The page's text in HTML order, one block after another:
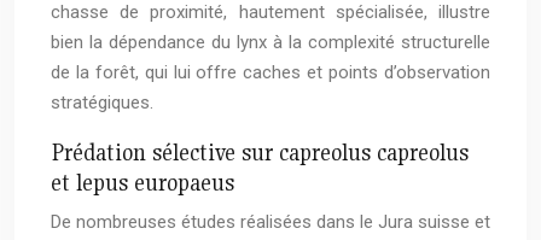
chasse de proximité, hautement spécialisée, illustre
bien la dépendance du lynx à la complexité structurelle
de la forêt, qui lui offre caches et points d’observation
stratégiques.
Prédation sélective sur capreolus capreolus
et lepus europaeus
De nombreuses études réalisées dans le Jura suisse et